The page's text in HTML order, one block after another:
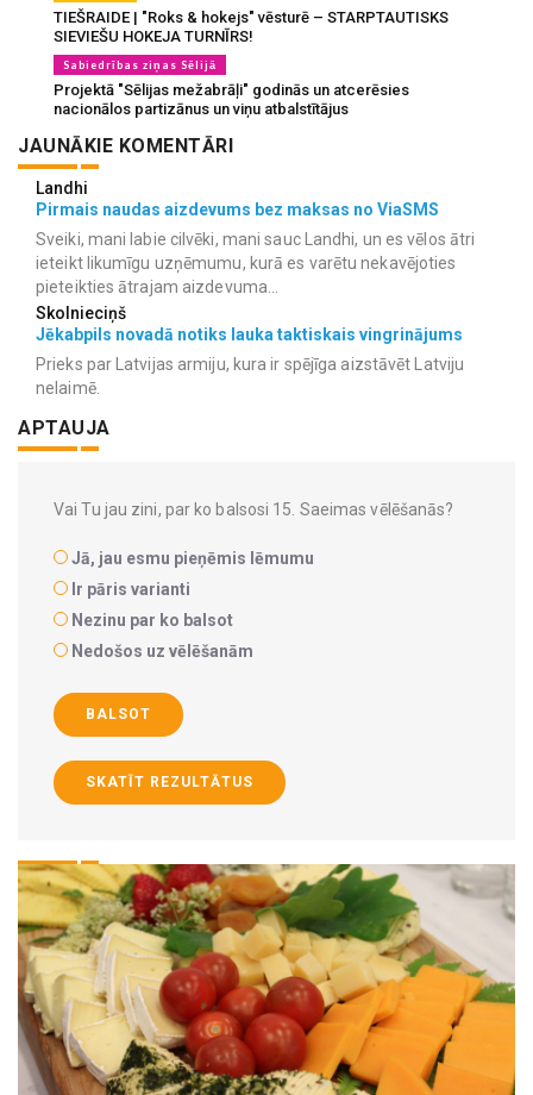
TIEŠRAIDE | "Roks & hokejs" vēsturē – STARPTAUTISKS
SIEVIEŠU HOKEJA TURNĪRS!
Sabiedrības ziņas Sēlijā
Projektā "Sēlijas mežabrāļi" godinās un atcerēsies
nacionālos partizānus un viņu atbalstītājus
JAUNĀKIE KOMENTĀRI
Landhi
Pirmais naudas aizdevums bez maksas no ViaSMS
Sveiki, mani labie cilvēki, mani sauc Landhi, un es vēlos ātri
ieteikt likumīgu uzņēmumu, kurā es varētu nekavējoties
pieteikties ātrajam aizdevuma...
Skolnieciņš
Jēkabpils novadā notiks lauka taktiskais vingrinājums
Prieks par Latvijas armiju, kura ir spējīga aizstāvēt Latviju
nelaimē.
APTAUJA
Vai Tu jau zini, par ko balsosi 15. Saeimas vēlēšanās?
Jā, jau esmu pieņēmis lēmumu
Ir pāris varianti
Nezinu par ko balsot
Nedošos uz vēlēšanām
BALSOT
SKATĪT REZULTĀTUS